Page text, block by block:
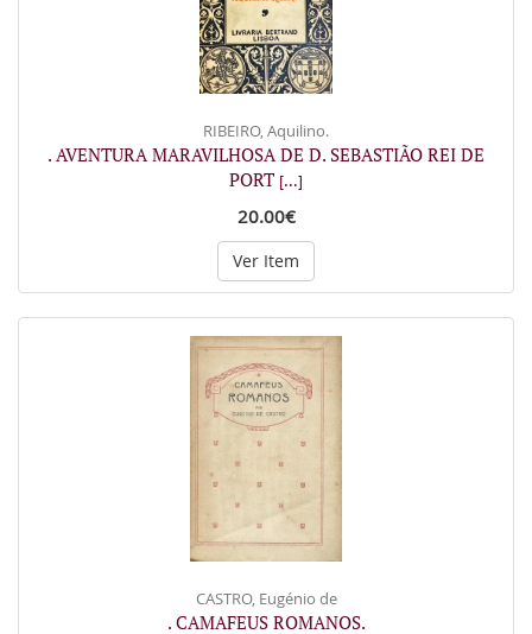
RIBEIRO, Aquilino.
. AVENTURA MARAVILHOSA DE D. SEBASTIÃO REI DE
PORT [...]
20.00€
Ver Item
CASTRO, Eugénio de
. CAMAFEUS ROMANOS.